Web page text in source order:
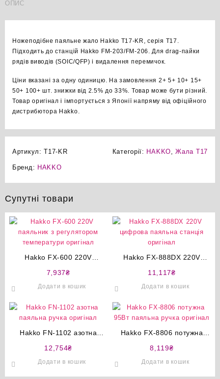
паяльне
ОПИС
Ножеподібне паяльне жало Hakko T17-KR, серія T17.
Підходить до станцій Hakko FM-203/FM-206. Для drag-пайки
рядів виводів (SOIC/QFP) і видалення перемичок.
Ціни вказані за одну одиницю. На замовлення 2+ 5+ 10+ 15+
50+ 100+ шт. знижки від 2.5% до 33%. Товар може бути різний.
Товар оригінал і імпортується з Японії напряму від офіційного
дистрибютора Hakko.
Артикул:T17-KR Категорії: HAKKO ,Жала T17
Бренд: HAKKO
Супутні товари
Hakko FX-600 220V
температури оригінал
7,937₴
Додати в кошик
Hakko FX-888DX 220V
оригінал
11,117₴
Додати в кошик
Hakko FN-1102 азотна
12,754₴
Додати в кошик
Hakko FX-8806 потужна
оригінал
8,119₴
Додати в кошик